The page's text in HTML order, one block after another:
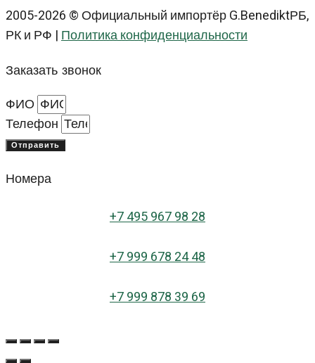
2005-2026 © Официальный импортёр G.BenediktРБ,
РК и РФ |Политика конфиденциальности
Заказать звонок
ФИО
Телефон
Отправить
Номера
+7 495 967 98 28
+7 999 678 24 48
+7 999 878 39 69